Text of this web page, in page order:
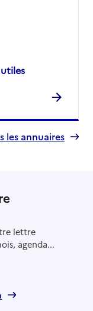
les annuaires
lettre
agenda...